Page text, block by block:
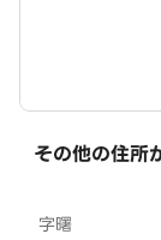
その他の住所
字曙